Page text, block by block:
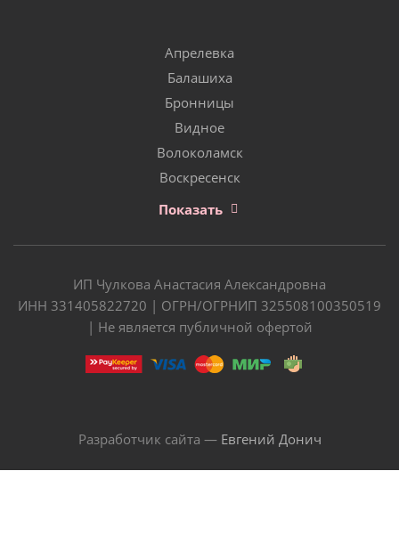
Апрелевка
Балашиха
Бронницы
Видное
Волоколамск
Воскресенск
Показать
ИП Чулкова Анастасия Александровна
ИНН 331405822720 | ОГРН/ОГРНИП 325508100350519
| Не является публичной офертой
Разработчик сайта — Евгений Донич